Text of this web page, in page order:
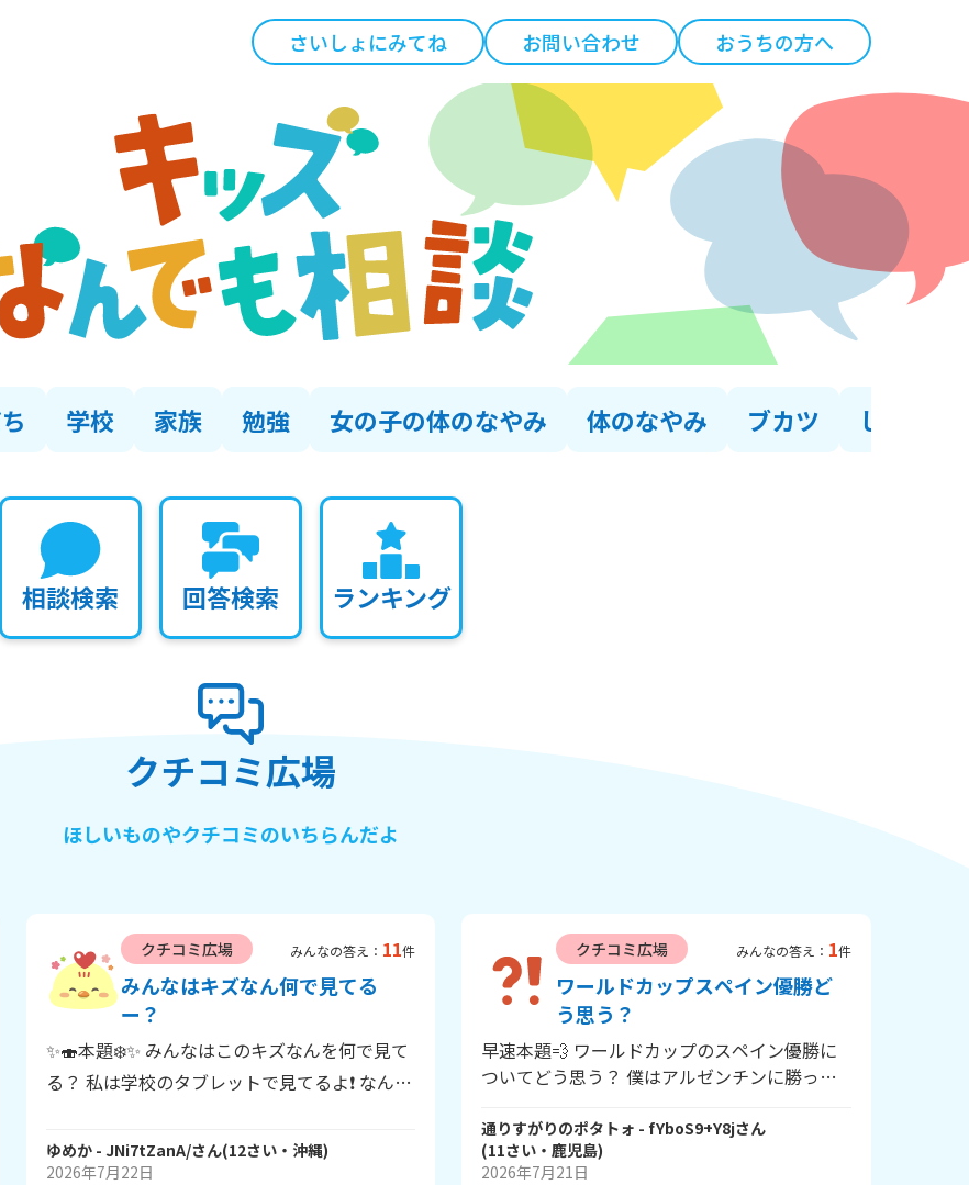
さいしょにみてね お問い合わせ おうちの方へ
学校 家族 勉強 女の子の体のなやみ 体のなやみ ブカツ しゅみ
相談検索 回答検索 ランキング
クチコミ広場
ほしいものやクチコミのいちらんだよ
クチコミ広場 みんなの答え： 11件
みんなはキズなん何で見てる
ー？
✨🍣本題❄️✨ みんなはこのキズなんを何で見て
る？ 私は学校のタブレットで見てるよ❗ なんか
の動画見といてって言われたので持ち帰れた
😊 （ラッキー🎵） みんなは何でキズなんを見
ゆめか- JNi7tZanA/さん(12さい・ 沖縄)
2026年7月22日
クチコミ広場 みんなの答え： 1件
ワールドカップスペイン優勝ど
う思う？
早速本題💨 ワールドカップのスペイン優勝に
ついてどう思う？ 僕はアルゼンチンに勝って
通りすがりのポタトォ - fYboS9+Y8jさん
(11さい・鹿児島)
2026年7月21日